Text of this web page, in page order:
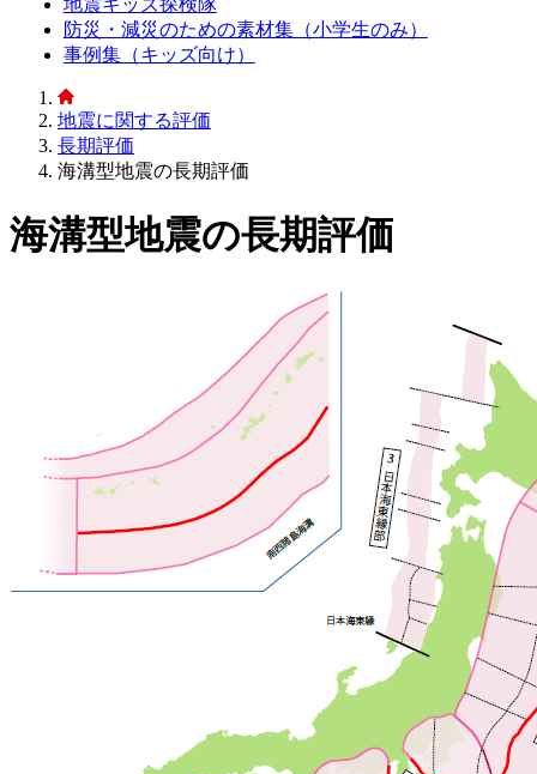
地震キッズ探検隊
防災・減災のための素材集（小学生のみ）
事例集（キッズ向け）
地震に関する評価
長期評価
海溝型地震の長期評価
海溝型地震の長期評価